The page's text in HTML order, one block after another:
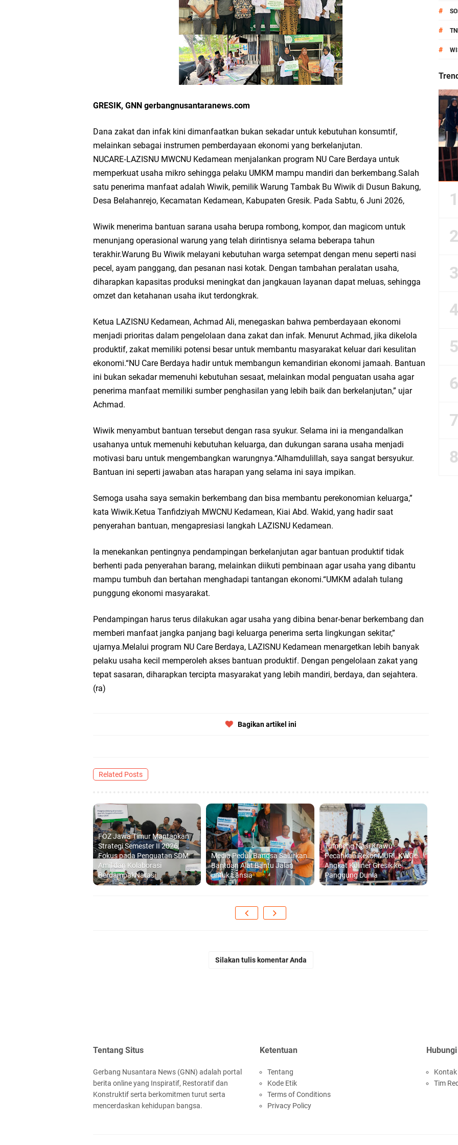
Workshop Petani Organik Pati Raya: Meneguhkan Kemandirian Pangan, Merawat Alam,
Tumpeng Nasi Krawu Pecahkan Rekor MURI, KWGe Angkat Kuliner Gresik ke Panggung Dunia
FOZ Jatim, BAZNAS, dan Kemenag Salurkan 22.456 Bingkisan Lebaran Yatim Serentak di Berbagai
Bupati Gresik Gus Yani Resmikan Kantor Desa Sidoraharjo: Simbol Komitmen Pelayanan Publik dan
Optik Merlin Donasikan Rp10,36 Juta, Perkuat Keberlanjutan Program JKNN
Ruwatan Malam Satu Suro di Dusun Kedungsekar Lor, Tradisi Luhur yang Terus Istiqomah
Ketua DPD Golkar Gresik Wongso Negoro Sambut Tahun Baru Islam 1448 H dengan Doa Kedamaian
Wakil Ketua DPRD Gresik Mujid Riduan Sampaikan Doa dan Harapan di Tahun Baru Islam 1448 H
Selamat Tahun Baru Islam 1 Muharram 1448 H: Pesan Hijrah Drs. H. Husnul Aqib, M.M. untuk Negeri
PDUF MUI Jatim Gelar Doa Awal Tahun Hijriah, Teguhkan Optimisme Menuju Indonesia Emas 2045
Reses Anggota DPRD Jabar M. Rizky di Desa Cibitung Wetan: Serap Aspirasi Petani dan Warga
Hari Jadi Pertama PHIGMA: Advokat dan LBH Perkuat Soliditas di Jakarta
Pemdes Cibanteng Salurkan PMT: Cegah Stunting, Perkuat Gizi Balita dan Ibu Hamil Narasi
Zakat Produktif Dorong Kemandirian UMKM, LAZISNU Kedamean Bantu Kembangkan Warung Bu
Karang Taruna Gresik Perkuat Ekonomi Lewat Pemanfaatan Gedung C Islamic Center
Nila Yani Apresiasi Launching Komunitas Gowes dan Pasar Ahad Jajanan Jadul di Ecopark
Takmir Masjid KH Robbach Ma’sum Gelar Penyembelihan Hewan Qurban dari Bupati & Kepala
Gresik
DPC PDI Perjuangan Gresik Tebar Berkah Idul Adha, Bagikan Daging Kurban untuk Ratusan Warga
Ponpes Himmatul Khoiriyah Gelar Penyembelihan Hewan Qurban dari Keluarga Besar dr. Titin Ekowati
GRESIK, GNN gerbangnusantaranews.com
Dana zakat dan infak kini dimanfaatkan bukan sekadar untuk kebutuhan konsumtif,
melainkan sebagai instrumen pemberdayaan ekonomi yang berkelanjutan.
NUCARE‑LAZISNU MWCNU Kedamean menjalankan program NU Care Berdaya untuk
memperkuat usaha mikro sehingga pelaku UMKM mampu mandiri dan berkembang.Salah
satu penerima manfaat adalah Wiwik, pemilik Warung Tambak Bu Wiwik di Dusun Bakung,
Desa Belahanrejo, Kecamatan Kedamean, Kabupaten Gresik. Pada Sabtu, 6 Juni 2026,
Wiwik menerima bantuan sarana usaha berupa rombong, kompor, dan magicom untuk
menunjang operasional warung yang telah dirintisnya selama beberapa tahun
terakhir.Warung Bu Wiwik melayani kebutuhan warga setempat dengan menu seperti nasi
pecel, ayam panggang, dan pesanan nasi kotak. Dengan tambahan peralatan usaha,
diharapkan kapasitas produksi meningkat dan jangkauan layanan dapat meluas, sehingga
omzet dan ketahanan usaha ikut terdongkrak.
Ketua LAZISNU Kedamean, Achmad Ali, menegaskan bahwa pemberdayaan ekonomi
menjadi prioritas dalam pengelolaan dana zakat dan infak. Menurut Achmad, jika dikelola
produktif, zakat memiliki potensi besar untuk membantu masyarakat keluar dari kesulitan
ekonomi.“NU Care Berdaya hadir untuk membangun kemandirian ekonomi jamaah. Bantuan
ini bukan sekadar memenuhi kebutuhan sesaat, melainkan modal penguatan usaha agar
penerima manfaat memiliki sumber penghasilan yang lebih baik dan berkelanjutan,” ujar
Achmad.
Wiwik menyambut bantuan tersebut dengan rasa syukur. Selama ini ia mengandalkan
usahanya untuk memenuhi kebutuhan keluarga, dan dukungan sarana usaha menjadi
motivasi baru untuk mengembangkan warungnya.“Alhamdulillah, saya sangat bersyukur.
Bantuan ini seperti jawaban atas harapan yang selama ini saya impikan.
Semoga usaha saya semakin berkembang dan bisa membantu perekonomian keluarga,”
kata Wiwik.Ketua Tanfidziyah MWCNU Kedamean, Kiai Abd. Wakid, yang hadir saat
penyerahan bantuan, mengapresiasi langkah LAZISNU Kedamean.
Ia menekankan pentingnya pendampingan berkelanjutan agar bantuan produktif tidak
berhenti pada penyerahan barang, melainkan diikuti pembinaan agar usaha yang dibantu
mampu tumbuh dan bertahan menghadapi tantangan ekonomi.“UMKM adalah tulang
punggung ekonomi masyarakat.
Pendampingan harus terus dilakukan agar usaha yang dibina benar‑benar berkembang dan
memberi manfaat jangka panjang bagi keluarga penerima serta lingkungan sekitar,”
ujarnya.Melalui program NU Care Berdaya, LAZISNU Kedamean menargetkan lebih banyak
pelaku usaha kecil memperoleh akses bantuan produktif. Dengan pengelolaan zakat yang
tepat sasaran, diharapkan tercipta masyarakat yang lebih mandiri, berdaya, dan sejahtera.
(ra)
Bagikan artikel ini
Related Posts
FOZ Jawa Timur Mantapkan
Strategi Semester II 2026,
Fokus pada Penguatan SDM
Amil dan Kolaborasi
BerdampakNarasi
Media Peduli Bangsa Salurkan
Bantuan Alat Bantu Jalan
untuk Lansia
Tumpeng Nasi Krawu
Pecahkan Rekor MURI, KWGe
Angkat Kuliner Gresik ke
Panggung Dunia
Silakan tulis komentar Anda
#
# TNI
#
Tentang Situs
Gerbang Nusantara News (GNN) adalah portal
berita online yang Inspiratif, Restoratif dan
Konstruktif serta berkomitmen turut serta
mencerdaskan kehidupan bangsa.
Ketentuan
Tentang
Kode Etik
Terms of Conditions
Privacy Policy
Kontak
Tim